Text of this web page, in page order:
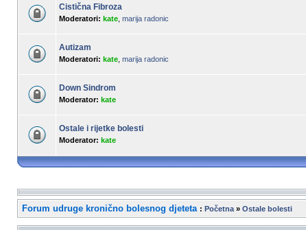
Cistična Fibroza
Moderatori: kate marija radonic
Autizam
Moderatori: kate marija radonic
Down Sindrom
Moderator: kate
Ostale i rijetke bolesti
Moderator: kate
Forum udruge kronično bolesnog djeteta : Početna » Ostale bolesti